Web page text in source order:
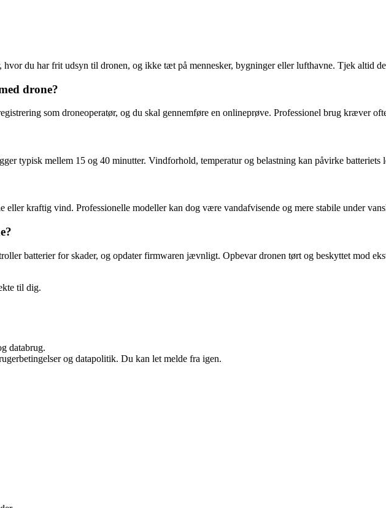
du har frit udsyn til dronen, og ikke tæt på mennesker, bygninger eller lufthavne. Tjek altid
drone?
som droneoperatør, og du skal gennemføre en onlineprøve. Professionel brug kræver
typisk mellem 15 og 40 minutter. Vindforhold, temperatur og belastning kan påvirke batteriets
eller kraftig vind. Professionelle modeller kan dog være vandafvisende og mere stabile under
batterier for skader, og opdater firmwaren jævnligt. Opbevar dronen tørt og beskyttet mod
til dig.
databrug.
og datapolitik. Du kan let melde fra igen.